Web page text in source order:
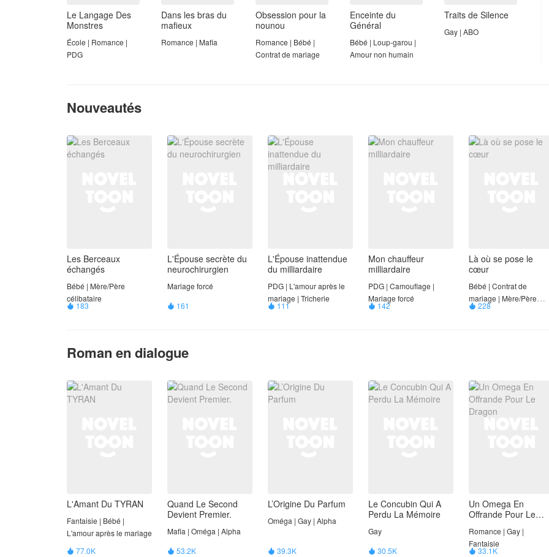
Le Langage Des
Monstres
École | Romance |
PDG
Dans les bras du
mafieux
Romance | Mafia
Obsession pour la
nounou
Romance | Bébé |
Contrat de mariage
Enceinte du
Général
Bébé | Loup-garou |
Amour non humain
Traits de Silence
Gay | ABO
Nouveautés
Les Berceaux
échangés
Bébé | Mère/​​Père
célibataire​
 183
L'Épouse secrète du
neurochirurgien
Mariage forcé
 161
L'Épouse inattendue
du milliardaire
PDG | L'amour après le
mariage | Tricherie
 111
Mon chauffeur
milliardaire
PDG | Camouflage |
Mariage forcé
 142
Là où se pose le
cœur
Bébé | Contrat de
mariage | Mère/​​Père
célibataire​
 228
Roman en dialogue
L'Amant Du TYRAN
Fantaisie | Bébé |
L'amour après le mariage
 77.0K
Quand Le Second
Devient Premier.
Mafia | Oméga | Alpha
 53.2K
L’Origine Du Parfum
Oméga | Gay | Alpha
 39.3K
Le Concubin Qui A
Perdu La Mémoire
Gay
 30.5K
Un Omega En
Offrande Pour Le
Romance | Gay |
Fantaisie
 33.1K